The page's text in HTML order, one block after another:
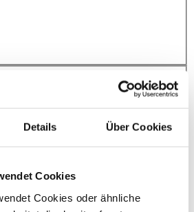
Details Über Cookies
Cookies
Cookies oder ähnliche